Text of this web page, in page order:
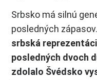
Srbsko má silnú
posledných zápasov.
srbská
posledných dvoch
zdolalo Švédsko